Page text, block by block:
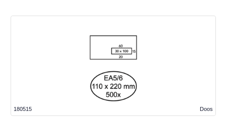
Doos
180515